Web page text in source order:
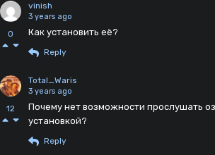
0
vinish
3 years ago
Как установить её?
Reply
12
Total_Waris
3 years ago
Почему нет возможности прослушать
установкой?
Reply